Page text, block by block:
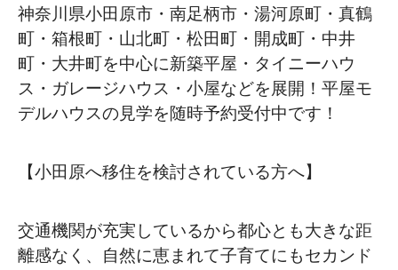
神奈川県小田原市・南足柄市・湯河原町・真鶴
町・箱根町・山北町・松田町・開成町・中井
町・大井町を中心に新築平屋・タイニーハウ
ス・ガレージハウス・小屋などを展開！平屋モ
デルハウスの見学を随時予約受付中です！
【小田原へ移住を検討されている方へ】
交通機関が充実しているから都心とも大きな距
離感なく、自然に恵まれて子育てにもセカンド